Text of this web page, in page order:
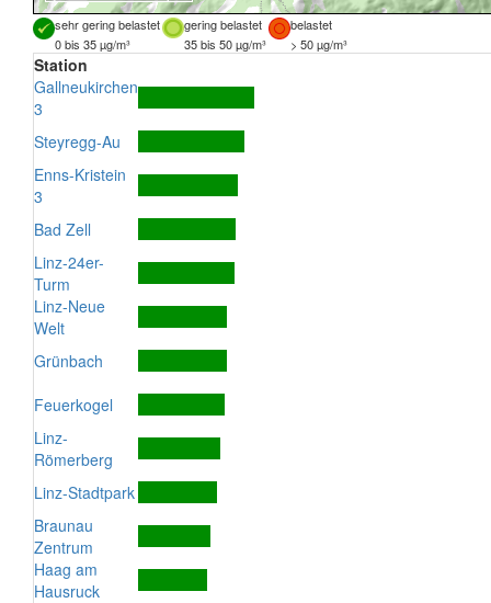
sehr gering belastet gering belastet
belastet
0 bis 35 µg/m³
35 bis 50 µg/m³ > 50 µg/m³
Station
Gallneukirchen
3
Steyregg-Au
Enns-Kristein
3
Bad Zell
Linz-24er-
Turm
Linz-Neue
Welt
Grünbach
Feuerkogel
Linz-
Römerberg
Linz-Stadtpark
Braunau
Zentrum
Haag am
Hausruck